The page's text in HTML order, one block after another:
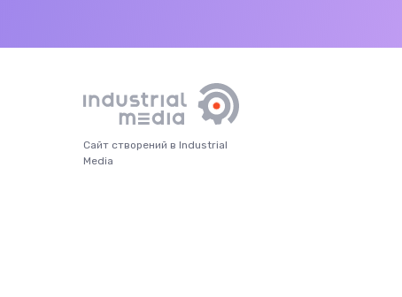
Сайт створений в Industrial
Media